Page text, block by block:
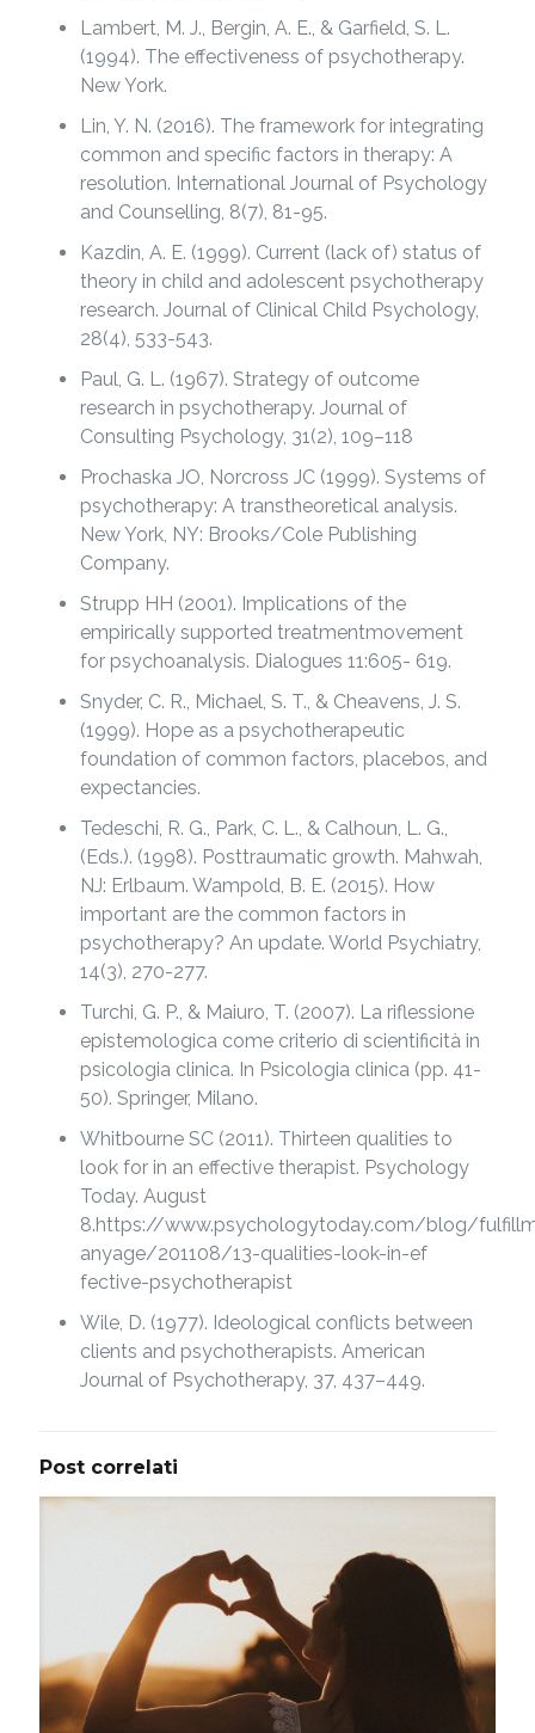
Lambert, M. J., Bergin, A. E., & Garfield, S. L.
(1994). The effectiveness of psychotherapy.
New York.
Lin, Y. N. (2016). The framework for integrating
common and specific factors in therapy: A
resolution. International Journal of Psychology
and Counselling, 8(7), 81-95.
Kazdin, A. E. (1999). Current (lack of) status of
theory in child and adolescent psychotherapy
research. Journal of Clinical Child Psychology,
28(4), 533-543.
Paul, G. L. (1967). Strategy of outcome
research in psychotherapy. Journal of
Consulting Psychology, 31(2), 109–118
Prochaska JO, Norcross JC (1999). Systems of
psychotherapy: A transtheoretical analysis.
New York, NY: Brooks/Cole Publishing
Company.
Strupp HH (2001). Implications of the
empirically supported treatmentmovement
for psychoanalysis. Dialogues 11:605- 619.
Snyder, C. R., Michael, S. T., & Cheavens, J. S.
(1999). Hope as a psychotherapeutic
foundation of common factors, placebos, and
expectancies.
Tedeschi, R. G., Park, C. L., & Calhoun, L. G.,
(Eds.). (1998). Posttraumatic growth. Mahwah,
NJ: Erlbaum. Wampold, B. E. (2015). How
important are the common factors in
psychotherapy? An update. World Psychiatry,
14(3), 270-277.
Turchi, G. P., & Maiuro, T. (2007). La riflessione
epistemologica come criterio di scientificità in
psicologia clinica. In Psicologia clinica (pp. 41-
50). Springer, Milano.
Whitbourne SC (2011). Thirteen qualities to
look for in an effective therapist. Psychology
Today. August
8.https://www.psychologytoday.com/blog/
anyage/201108/13-qualities-look-in-ef
fective-psychotherapist
Wile, D. (1977). Ideological conflicts between
clients and psychotherapists. American
Journal of Psychotherapy, 37, 437–449.
Post correlati